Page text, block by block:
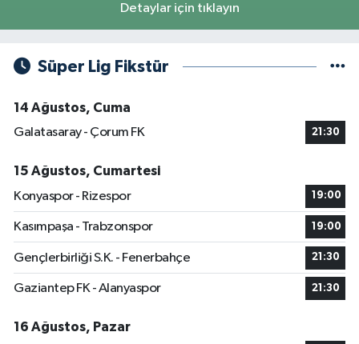
Detaylar için tıklayın
Süper Lig Fikstür
14 Ağustos, Cuma
Galatasaray - Çorum FK
21:30
15 Ağustos, Cumartesi
Konyaspor - Rizespor
19:00
Kasımpaşa - Trabzonspor 19:00
Gençlerbirliği S.K. - Fenerbahçe 21:30
Gaziantep FK - Alanyaspor 21:30
16 Ağustos, Pazar